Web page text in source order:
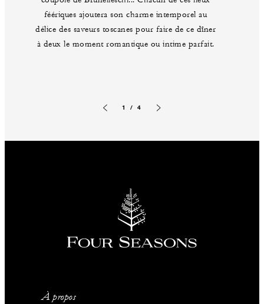
féériques ajoutera son charme intemporel au
délice des saveurs toscanes pour faire de ce dîner
à deux le moment romantique ou intime parfait.
1 / 4
À propos